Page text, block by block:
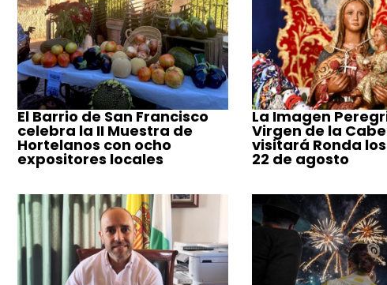
El Barrio de San Francisco
celebra la II Muestra de
Hortelanos con ocho
expositores locales
La Imagen
Virgen de la
visitará Ronda los
22 de agosto